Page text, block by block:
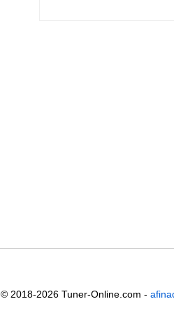
© 2018-2026 Tuner-Online.com -